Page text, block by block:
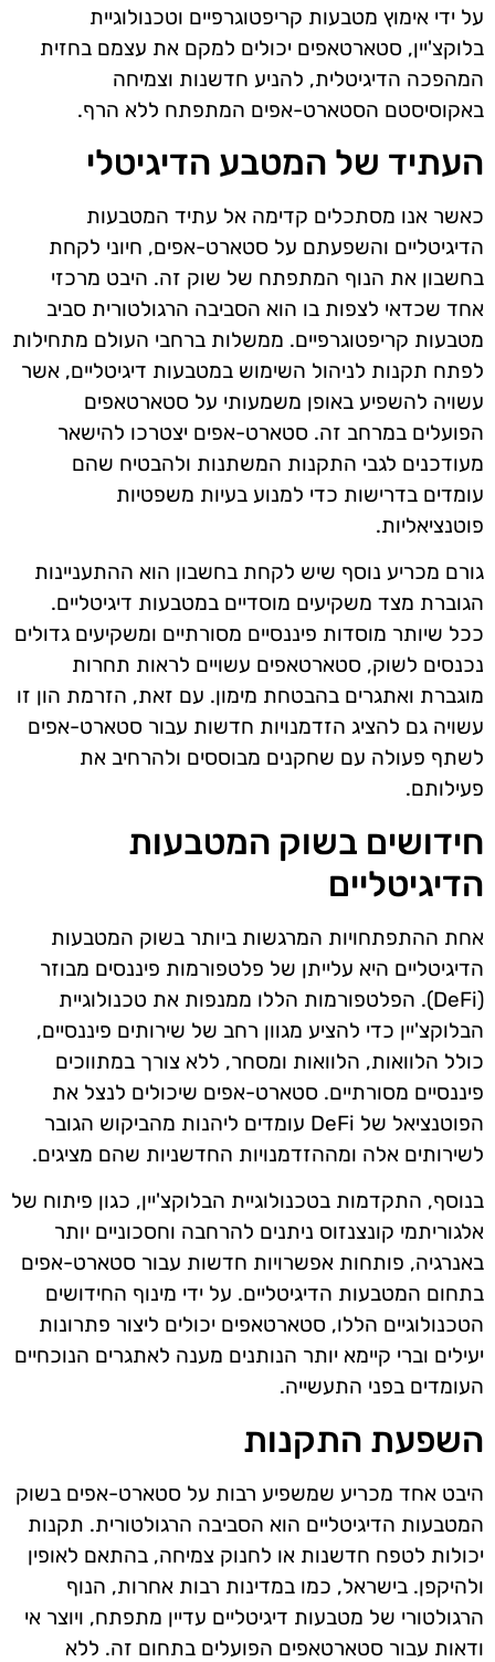
על ידי אימוץ מטבעות קריפטוגרפיים וטכנולוגיית
בלוקצ'יין, סטארטאפים יכולים למקם את עצמם בחזית
המהפכה הדיגיטלית, להניע חדשנות וצמיחה
באקוסיסטם הסטארט-אפים המתפתח ללא הרף.
העתיד של המטבע הדיגיטלי
כאשר אנו מסתכלים קדימה אל עתיד המטבעות
הדיגיטליים והשפעתם על סטארט-אפים, חיוני לקחת
בחשבון את הנוף המתפתח של שוק זה. היבט מרכזי
אחד שכדאי לצפות בו הוא הסביבה הרגולטורית סביב
מטבעות קריפטוגרפיים. ממשלות ברחבי העולם מתחילות
לפתח תקנות לניהול השימוש במטבעות דיגיטליים, אשר
עשויה להשפיע באופן משמעותי על סטארטאפים
הפועלים במרחב זה. סטארט-אפים יצטרכו להישאר
מעודכנים לגבי התקנות המשתנות ולהבטיח שהם
עומדים בדרישות כדי למנוע בעיות משפטיות
פוטנציאליות.
גורם מכריע נוסף שיש לקחת בחשבון הוא ההתעניינות
הגוברת מצד משקיעים מוסדיים במטבעות דיגיטליים.
ככל שיותר מוסדות פיננסיים מסורתיים ומשקיעים גדולים
נכנסים לשוק, סטארטאפים עשויים לראות תחרות
מוגברת ואתגרים בהבטחת מימון. עם זאת, הזרמת הון זו
עשויה גם להציג הזדמנויות חדשות עבור סטארט-אפים
לשתף פעולה עם שחקנים מבוססים ולהרחיב את
פעילותם.
חידושים בשוק המטבעות
הדיגיטליים
אחת ההתפתחויות המרגשות ביותר בשוק המטבעות
הדיגיטליים היא עלייתן של פלטפורמות פיננסים מבוזר
(DeFi). הפלטפורמות הללו ממנפות את טכנולוגיית
הבלוקצ'יין כדי להציע מגוון רחב של שירותים פיננסיים,
כולל הלוואות, הלוואות ומסחר, ללא צורך במתווכים
פיננסיים מסורתיים. סטארט-אפים שיכולים לנצל את
הפוטנציאל של DeFi עומדים ליהנות מהביקוש הגובר
לשירותים אלה ומההזדמנויות החדשניות שהם מציגים.
בנוסף, התקדמות בטכנולוגיית הבלוקצ'יין, כגון פיתוח של
אלגוריתמי קונצנזוס ניתנים להרחבה וחסכוניים יותר
באנרגיה, פותחות אפשרויות חדשות עבור סטארט-אפים
בתחום המטבעות הדיגיטליים. על ידי מינוף החידושים
הטכנולוגיים הללו, סטארטאפים יכולים ליצור פתרונות
יעילים וברי קיימא יותר הנותנים מענה לאתגרים הנוכחיים
העומדים בפני התעשייה.
השפעת התקנות
היבט אחד מכריע שמשפיע רבות על סטארט-אפים בשוק
המטבעות הדיגיטליים הוא הסביבה הרגולטורית. תקנות
יכולות לטפח חדשנות או לחנוק צמיחה, בהתאם לאופין
ולהיקפן. בישראל, כמו במדינות רבות אחרות, הנוף
הרגולטורי של מטבעות דיגיטליים עדיין מתפתח, ויוצר אי
ודאות עבור סטארטאפים הפועלים בתחום זה. ללא